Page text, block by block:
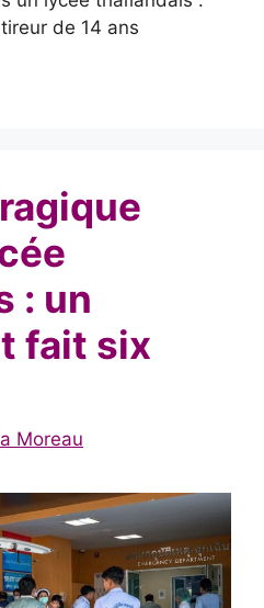
de 14 ans
: un
fait six
Moreau